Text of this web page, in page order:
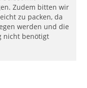
Zudem bitten wir
zu packen, da
werden und die
nicht benötigt